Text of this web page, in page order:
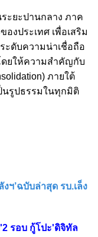
ะยะปานกลาง ภาค
งประเทศ เพื่อเสริม
ะดับความน่าเชื่อถือ
ดยให้ความสำคัญกับ
ภายใต้
นรูปธรรมในทุกมิติ
ฯ’ฉบับล่าสุด รบ.เล็ง
รอบ กู้โปะ'ดิจิทัล